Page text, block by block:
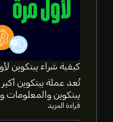
كيفية شراء بيتكوين
بيتكوين والمعلومات
قراءة المزيد